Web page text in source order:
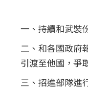
一、持續和武裝
二、和各國政府
引渡至他國，爭
三、招進部隊進